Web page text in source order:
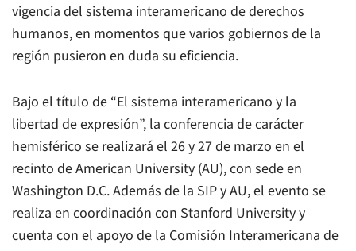
vigencia del sistema interamericano de derechos
humanos, en momentos que varios gobiernos de la
región pusieron en duda su eficiencia.
Bajo el título de “El sistema interamericano y la
libertad de expresión”, la conferencia de carácter
hemisférico se realizará el 26 y 27 de marzo en el
recinto de American University (AU), con sede en
Washington D.C. Además de la SIP y AU, el evento se
realiza en coordinación con Stanford University y
cuenta con el apoyo de la Comisión Interamericana de